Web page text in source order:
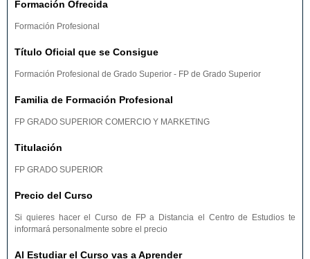
Formación Ofrecida
Formación Profesional
Título Oficial que se Consigue
Formación Profesional de Grado Superior - FP de Grado Superior
Familia de Formación Profesional
FP GRADO SUPERIOR COMERCIO Y MARKETING
Titulación
FP GRADO SUPERIOR
Precio del Curso
Si quieres hacer el Curso de FP a Distancia el Centro de Estudios te
informará personalmente sobre el precio
Al Estudiar el Curso vas a Aprender